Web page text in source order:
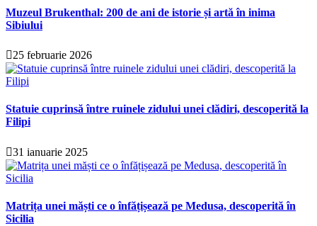
Muzeul Brukenthal: 200 de ani de istorie și artă în inima
Sibiului
25 februarie 2026
Statuie cuprinsă între ruinele zidului unei clădiri, descoperită la
Filipi
31 ianuarie 2025
Matrița unei măști ce o înfățișează pe Medusa, descoperită în
Sicilia